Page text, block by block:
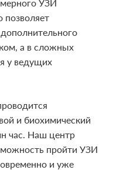
УЗИ
позволяет
а в сложных
у ведущих
и биохимический
час. Наш центр
пройти УЗИ
и уже
УЗИ
позволяет
а в сложных
у ведущих
и биохимический
час. Наш центр
пройти УЗИ
и уже